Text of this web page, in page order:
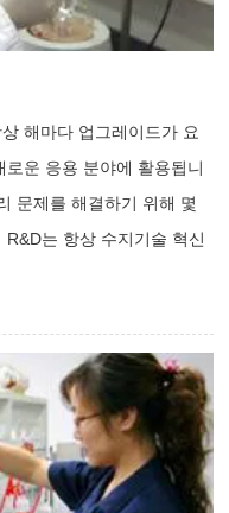
해마다 업그레이드가 요
운 응용 분야에 활용됩니
문제를 해결하기 위해 몇
는 항상 수지기술 혁신